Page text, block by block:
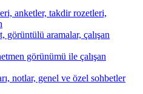
anketler, takdir rozetleri,
görüntülü aramalar, çalışan
görünümü ile çalışan
notlar, genel ve özel sohbetler